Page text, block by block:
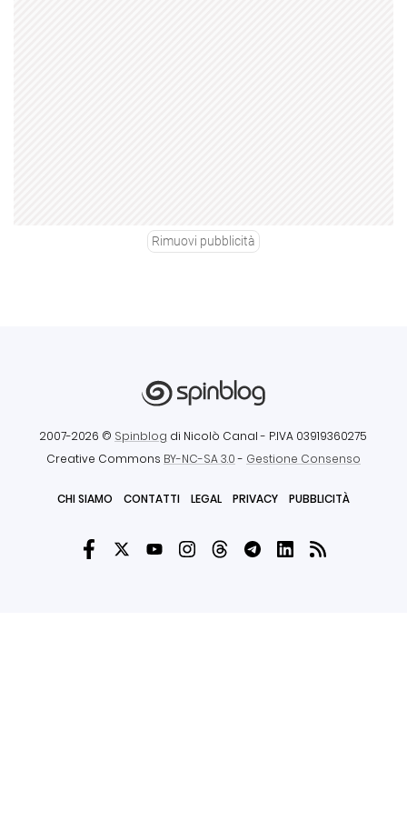
Rimuovi pubblicità
2007-2026 © Spinblog di Nicolò Canal - P.IVA 03919360275
Creative Commons BY-NC-SA 3.0- Gestione Consenso
CHI SIAMO CONTATTI LEGAL PRIVACY PUBBLICITÀ